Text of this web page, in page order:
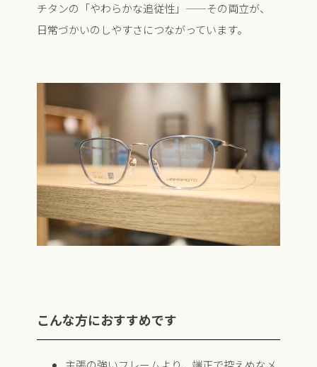
チタンの「やわらかな追従性」——その両立が、
日常づかいのしやすさにつながっています。
こんな方におすすめです